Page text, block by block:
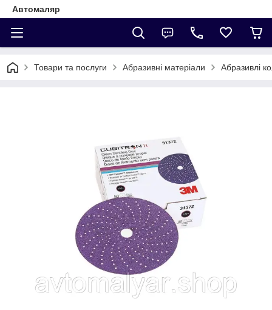
Автомаляр
Товари та послуги Абразивні матеріали Абразивлі